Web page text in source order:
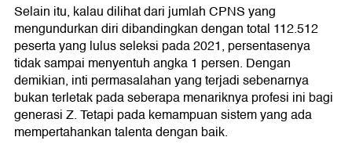
Selain itu, kalau dilihat dari jumlah CPNS yang
mengundurkan diri dibandingkan dengan total 112.512
peserta yang lulus seleksi pada 2021, persentasenya
tidak sampai menyentuh angka 1 persen. Dengan
demikian, inti permasalahan yang terjadi sebenarnya
bukan terletak pada seberapa menariknya profesi ini bagi
generasi Z. Tetapi pada kemampuan sistem yang ada
mempertahankan talenta dengan baik.